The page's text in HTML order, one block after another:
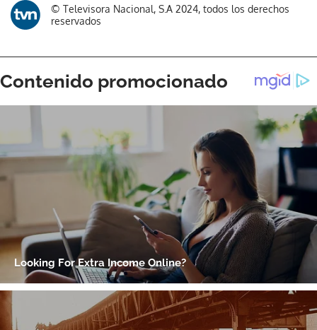
© Televisora Nacional, S.A 2024, todos los derechos
reservados